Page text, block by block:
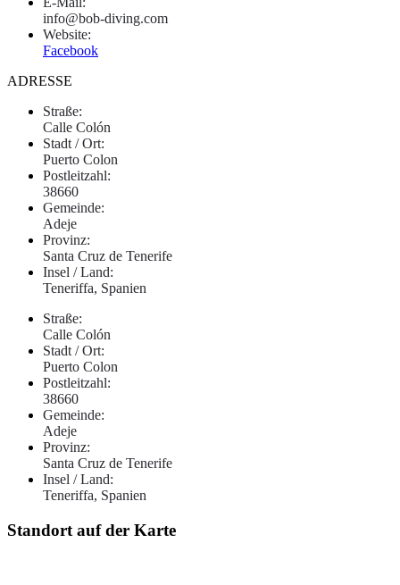
info@bob-diving.com
Website:
Facebook
ADRESSE
Straße:
Calle Colón
Stadt / Ort:
Puerto Colon
Postleitzahl:
38660
Gemeinde:
Adeje
Provinz:
Santa Cruz de Tenerife
Insel / Land:
Teneriffa, Spanien
Straße:
Calle Colón
Stadt / Ort:
Puerto Colon
Postleitzahl:
38660
Gemeinde:
Adeje
Provinz:
Santa Cruz de Tenerife
Insel / Land:
Teneriffa, Spanien
Standort auf der Karte